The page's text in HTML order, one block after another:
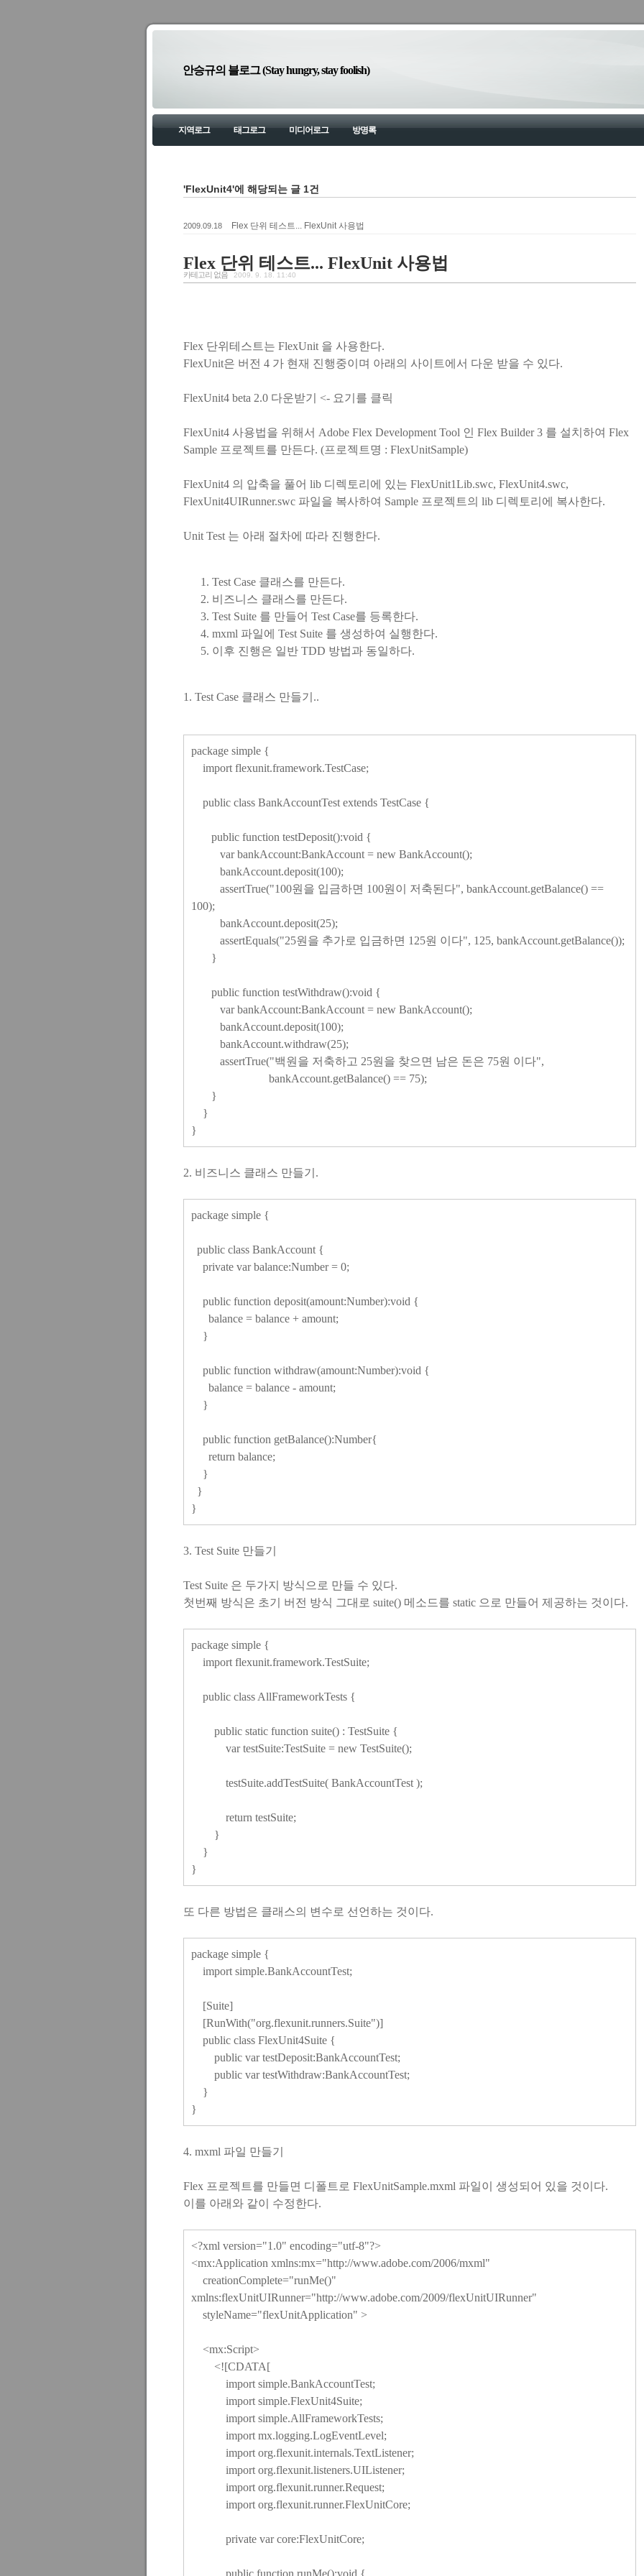
안승규의 블로그 (Stay hungry, stay foolish)
지역로그 태그로그 미디어로그 방명록
'FlexUnit4'에 해당되는 글 1건
2009.09.18 Flex 단위 테스트... FlexUnit 사용법
Flex 단위 테스트... FlexUnit 사용법
카테고리 없음 2009. 9. 18. 11:40
Flex 단위테스트는 FlexUnit 을 사용한다.
FlexUnit은 버전 4 가 현재 진행중이며 아래의 사이트에서 다운 받을 수 있다.
FlexUnit4 beta 2.0 다운받기 <- 요기를 클릭
FlexUnit4 사용법을 위해서 Adobe Flex Development Tool 인 Flex Builder 3 를 설치하여 Flex
Sample 프로젝트를 만든다. (프로젝트명 : FlexUnitSample)
FlexUnit4 의 압축을 풀어 lib 디렉토리에 있는 FlexUnit1Lib.swc, FlexUnit4.swc,
FlexUnit4UIRunner.swc 파일을 복사하여 Sample 프로젝트의 lib 디렉토리에 복사한다.
Unit Test 는 아래 절차에 따라 진행한다.
Test Case 클래스를 만든다.
비즈니스 클래스를 만든다.
Test Suite 를 만들어 Test Case를 등록한다.
mxml 파일에 Test Suite 를 생성하여 실행한다.
이후 진행은 일반 TDD 방법과 동일하다.
1. Test Case 클래스 만들기..
package simple {
import flexunit.framework.TestCase;
public class BankAccountTest extends TestCase {
public function testDeposit():void {
var bankAccount:BankAccount = new BankAccount();
bankAccount.deposit(100);
assertTrue("100원을 입금하면 100원이 저축된다", bankAccount.getBalance() ==
100);
bankAccount.deposit(25);
assertEquals("25원을 추가로 입금하면 125원 이다", 125, bankAccount.getBalance());
}
public function testWithdraw():void {
var bankAccount:BankAccount = new BankAccount();
bankAccount.deposit(100);
bankAccount.withdraw(25);
assertTrue("백원을 저축하고 25원을 찾으면 남은 돈은 75원 이다",
bankAccount.getBalance() == 75);
}
}
}
2. 비즈니스 클래스 만들기.
package simple {
public class BankAccount {
private var balance:Number = 0;
public function deposit(amount:Number):void {
balance = balance + amount;
}
public function withdraw(amount:Number):void {
balance = balance - amount;
}
public function getBalance():Number{
return balance;
}
}
}
3. Test Suite 만들기
Test Suite 은 두가지 방식으로 만들 수 있다.
첫번째 방식은 초기 버전 방식 그대로 suite() 메소드를 static 으로 만들어 제공하는 것이다.
package simple {
import flexunit.framework.TestSuite;
public class AllFrameworkTests {
public static function suite() : TestSuite {
var testSuite:TestSuite = new TestSuite();
testSuite.addTestSuite( BankAccountTest );
return testSuite;
}
}
}
또 다른 방법은 클래스의 변수로 선언하는 것이다.
package simple {
import simple.BankAccountTest;
[Suite]
[RunWith("org.flexunit.runners.Suite")]
public class FlexUnit4Suite {
public var testDeposit:BankAccountTest;
public var testWithdraw:BankAccountTest;
}
}
4. mxml 파일 만들기
Flex 프로젝트를 만들면 디폴트로 FlexUnitSample.mxml 파일이 생성되어 있을 것이다.
이를 아래와 같이 수정한다.
<?xml version="1.0" encoding="utf-8"?>
<mx:Application xmlns:mx="http://www.adobe.com/2006/mxml"
creationComplete="runMe()"
xmlns:flexUnitUIRunner="http://www.adobe.com/2009/flexUnitUIRunner"
styleName="flexUnitApplication" >
<mx:Script>
<![CDATA[
import simple.BankAccountTest;
import simple.FlexUnit4Suite;
import simple.AllFrameworkTests;
import mx.logging.LogEventLevel;
import org.flexunit.internals.TextListener;
import org.flexunit.listeners.UIListener;
import org.flexunit.runner.Request;
import org.flexunit.runner.FlexUnitCore;
private var core:FlexUnitCore;
public function runMe():void {